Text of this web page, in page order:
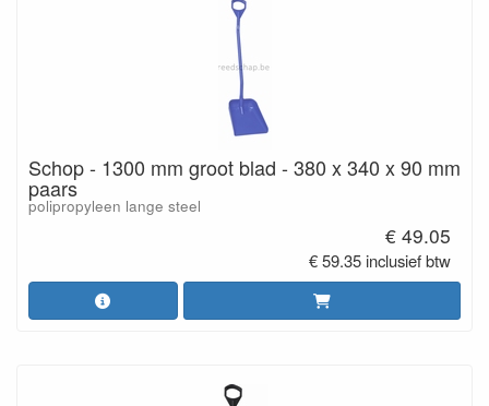
Schop - 1300 mm groot blad - 380 x 340 x 90 mm
paars
polipropyleen lange steel
€ 49.05
€ 59.35 inclusief btw